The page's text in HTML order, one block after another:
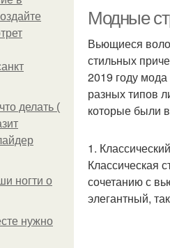
делать (
ногти о
нужно
Модные
Вьющиеся
стильных
2019 году
разных типов
которые были
1.
Классическая
сочетанию с
элегантный,